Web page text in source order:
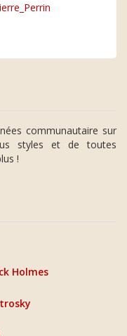
communautaire sur
styles et de toutes
!
Holmes